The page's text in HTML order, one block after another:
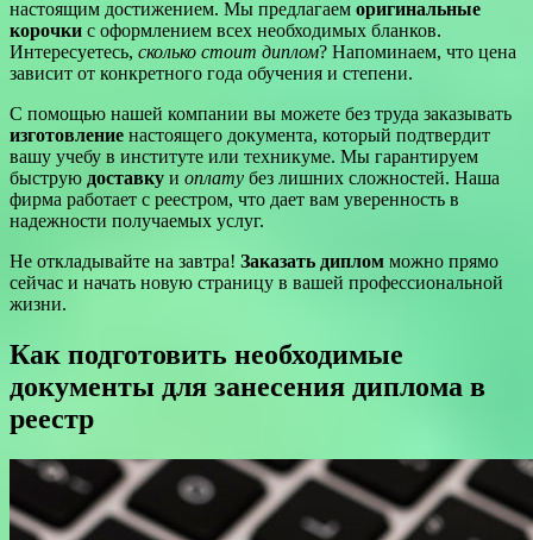
настоящим достижением. Мы предлагаем оригинальные
корочки с оформлением всех необходимых бланков.
Интересуетесь, сколько стоит диплом? Напоминаем, что цена
зависит от конкретного года обучения и степени.
С помощью нашей компании вы можете без труда заказывать
изготовление настоящего документа, который подтвердит
вашу учебу в институте или техникуме. Мы гарантируем
быструю доставку и оплату без лишних сложностей. Наша
фирма работает с реестром, что дает вам уверенность в
надежности получаемых услуг.
Не откладывайте на завтра! Заказать диплом можно прямо
сейчас и начать новую страницу в вашей профессиональной
жизни.
Как подготовить необходимые
документы для занесения диплома в
реестр